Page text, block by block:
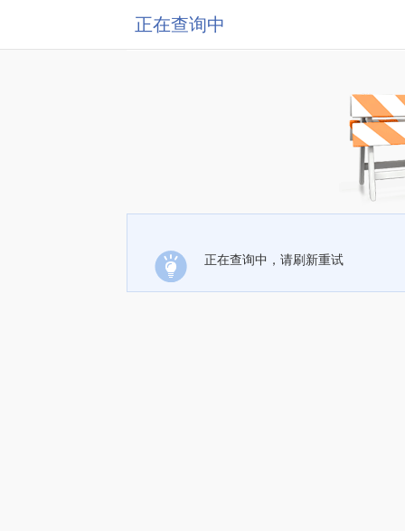
正在查询中
正在查询中，请刷新重试